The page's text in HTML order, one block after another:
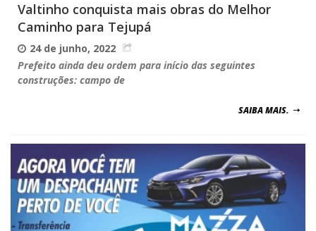
Valtinho conquista mais obras do Melhor
Caminho para Tejupá
24 de junho, 2022
Prefeito ainda deu ordem para início das seguintes
construções: campo de
SAIBA MAIS.